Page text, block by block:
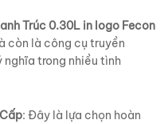
Trúc 0.30L in logo Fecon
còn là công cụ truyền
nghĩa trong nhiều tình
: Đây là lựa chọn hoàn